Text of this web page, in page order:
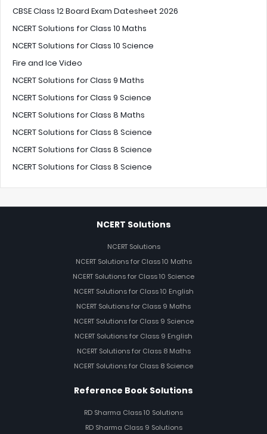
CBSE Class 12 Board Exam Datesheet 2026
NCERT Solutions for Class 10 Maths
NCERT Solutions for Class 10 Science
Fire and Ice Video
NCERT Solutions for Class 9 Maths
NCERT Solutions for Class 9 Science
NCERT Solutions for Class 8 Maths
NCERT Solutions for Class 8 Science
NCERT Solutions for Class 8 Science
NCERT Solutions for Class 8 Science
NCERT Solutions
NCERT Solutions
NCERT Solutions for Class 10 Maths
NCERT Solutions for Class 10 Science
NCERT Solutions for Class 10 English
NCERT Solutions for Class 9 Maths
NCERT Solutions for Class 9 Science
NCERT Solutions for Class 9 English
NCERT Solutions for Class 8 Maths
NCERT Solutions for Class 8 Science
Reference Book Solutions
RD Sharma Class 10 Solutions
RD Sharma Class 9 Solutions